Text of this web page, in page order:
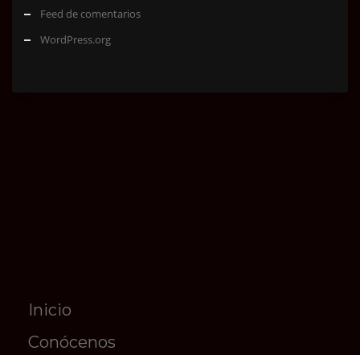
Feed de comentarios
WordPress.org
Inicio
Conócenos